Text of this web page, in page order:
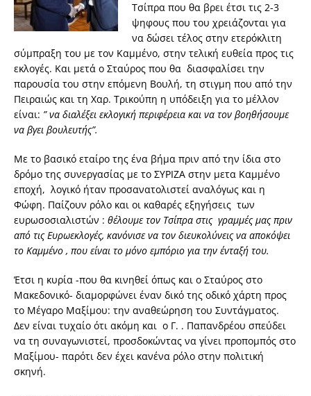
Τσίπρα που θα βρει έτσι τις 2-3
ψηφους που του χρειάζονται για
να δώσει τέλος στην ετερόκλιτη
σύμπραξη του με τον Καμμένο, στην τελική ευθεία προς τις
εκλογές. Και μετά ο Σταύρος που θα διασφαλίσει την
παρουσία του στην επόμενη Βουλή, τη στιγμη που από την
Πειραιώς και τη Χαρ. Τρικούπη η υπόδειξη για το μέλλον
είναι: ” να διαλέξει εκλογική περιφέρεια και να τον βοηθήσουμε
να βγει βουλευτής”.
Με το βασικό εταίρο της ένα βήμα πριν από την ίδια στο
δρόμο της συνεργασίας με το ΣΥΡΙΖΑ στην μετα Καμμένο
εποχή, λογικό ήταν προσανατολιστεί αναλόγως και η
Φώφη. Παίζουν ρόλο και οι καθαρές εξηγήσεις των
ευρωσοσιαλιστών : θέλουμε τον Τσίπρα στις γραμμές μας πριν
από τις Ευρωεκλογές, κανόνισε να τον διευκολύνεις να αποκόψει
το Καμμένο , που είναι το μόνο εμπόριο για την ένταξή του.
Έτσι η κυρία -που θα κινηθεί όπως και ο Σταύρος στο
Μακεδονικό- διαμορφώνει έναν δικό της οδικό χάρτη προς
το Μέγαρο Μαξίμου: την αναθεώρηση του Συντάγματος.
Δεν είναι τυχαίο ότι ακόμη και ο Γ. . Παπανδρέου σπεύδει
να τη συναγωνιστεί, προσδοκώντας να γίνει προπομπός στο
Μαξίμου- παρότι δεν έχει κανένα ρόλο στην πολιτική
σκηνή.